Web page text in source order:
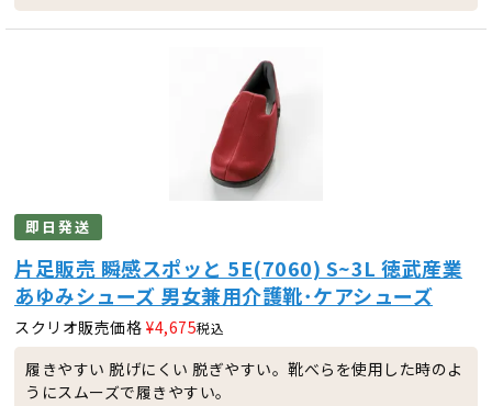
即日発送
片足販売 瞬感スポッと 5E(7060) S~3L 徳武産業
あゆみシューズ 男女兼用介護靴･ケアシューズ
スクリオ販売価格 ¥4,675税込
履きやすい 脱げにくい 脱ぎやすい。靴べらを使用した時のよ
うにスムーズで履きやすい。